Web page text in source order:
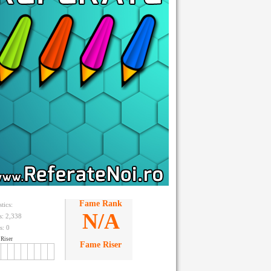
2,338
0
Riser
Fame Rank
N/A
Fame Riser